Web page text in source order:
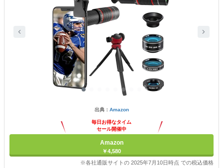
出典： Amazon
毎日お得なタイム
セール開催中
Amazon
￥4,580
※各社通販サイトの 2025年7月10日時点 での税込価格